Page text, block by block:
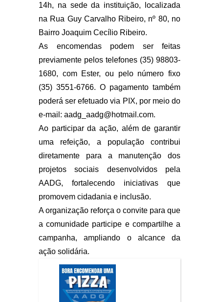
14h, na sede da instituição, localizada
na Rua Guy Carvalho Ribeiro, nº 80, no
Bairro Joaquim Cecílio Ribeiro.
As encomendas podem ser feitas
previamente pelos telefones (35) 98803-
1680, com Ester, ou pelo número fixo
(35) 3551-6766. O pagamento também
poderá ser efetuado via PIX, por meio do
e-mail: aadg_aadg@hotmail.com.
Ao participar da ação, além de garantir
uma refeição, a população contribui
diretamente para a manutenção dos
projetos sociais desenvolvidos pela
AADG, fortalecendo iniciativas que
promovem cidadania e inclusão.
A organização reforça o convite para que
a comunidade participe e compartilhe a
campanha, ampliando o alcance da
ação solidária.